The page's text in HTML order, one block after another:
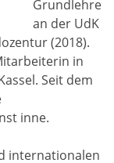
Grundlehre
an der UdK
(2018).
in
Seit dem
inne.
internationalen